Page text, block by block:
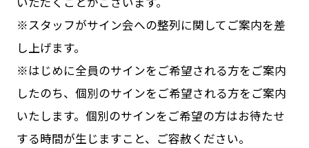
※スタッフがサイン会への整列に関してご案内を差
し上げます。
※はじめに全員のサインをご希望される方をご案内
したのち、個別のサインをご希望される方をご案内
いたします。個別のサインをご希望の方はお待たせ
する時間が生じますこと、ご容赦ください。